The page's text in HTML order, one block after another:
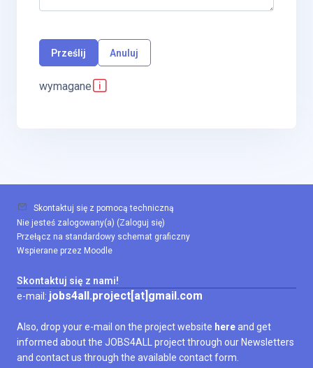
wymagane
Skontaktuj się z pomocą techniczną
Nie jesteś zalogowany(a) (Zaloguj się)
Przełącz na standardowy schemat graficzny
Wspierane przez Moodle
Skontaktuj się z nami!
e-mail: jobs4all.project[at]gmail.com
Also, drop your e-mail on the project website hereand get
informed about the JOBS4ALL project through our Newsletters
and contact us through the available contact form.